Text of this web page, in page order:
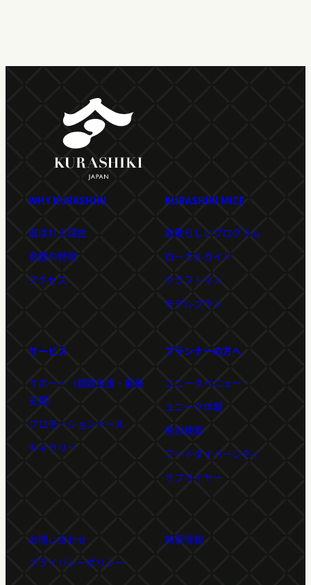
WHY KURASHIKI
選ばれる理由
倉敷の特徴
アクセス
KURASHIKI MICE
倉敷らしいプログラム
ローカルガイド
クラフトマン
モデルプラン
サービス
サポート（誘致支援・開催
支援)
プロモーションツール
ギャラリー
プランナーの方へ
ユニークベニュー
ユニーク体験
施設検索
フードダイバーシティ
サプライヤー
お問い合わせ
新着情報
プライバシーポリシー